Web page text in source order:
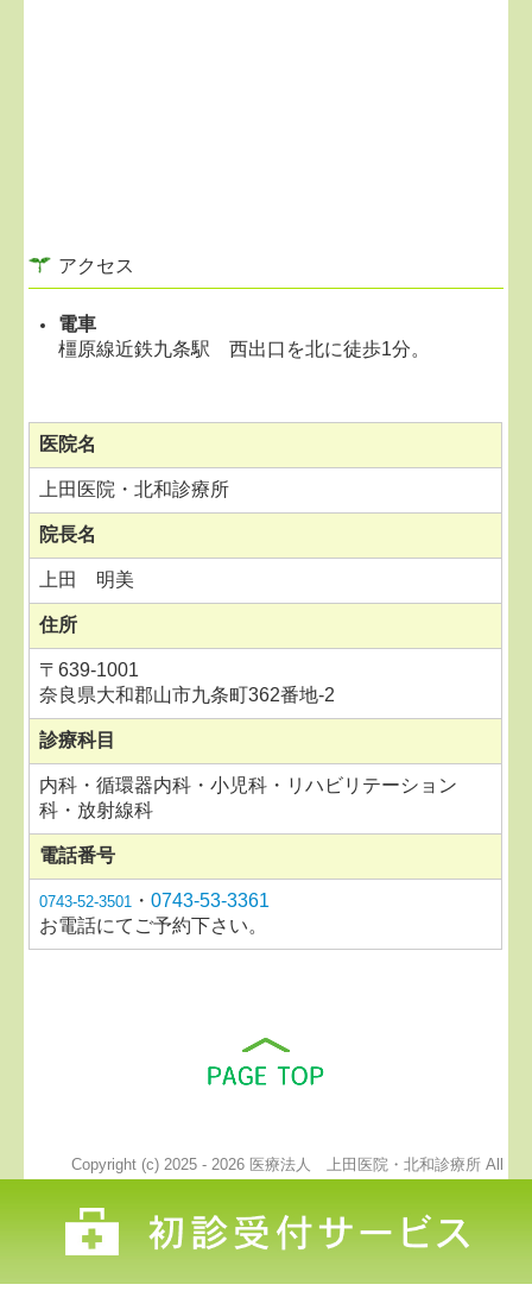
アクセス
電車
橿原線近鉄九条駅 西出口を北に徒歩1分。
医院名
上田医院・北和診療所
院長名
上田 明美
住所
〒639-1001
奈良県大和郡山市九条町362番地-2
診療科目
内科・循環器内科・小児科・リハビリテーション
科・放射線科
電話番号
0743-52-3501 ・0743-53-3361
お電話にてご予約下さい。
Copyright (c) 2025 - 2026 医療法人 上田医院・北和診療所 All